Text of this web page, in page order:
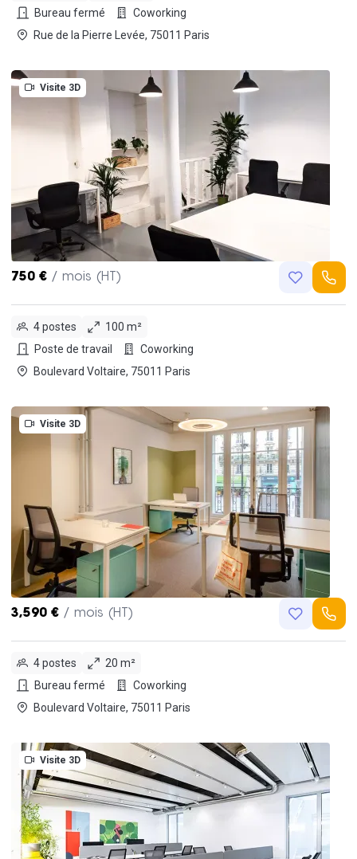
Bureau fermé
Coworking
Rue de la Pierre Levée, 75011 Paris
Visite 3D
750 € / mois (HT)
4 postes
100 m²
Poste de travail
Coworking
Boulevard Voltaire, 75011 Paris
Visite 3D
3,590 € / mois (HT)
4 postes
20 m²
Bureau fermé
Coworking
Boulevard Voltaire, 75011 Paris
Visite 3D